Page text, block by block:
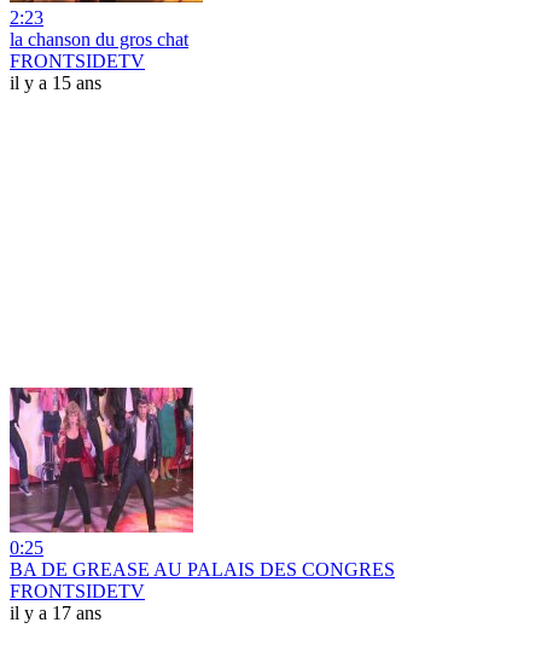
2:23
la chanson du gros chat
FRONTSIDETV
il y a 15 ans
0:25
BA DE GREASE AU PALAIS DES CONGRES
FRONTSIDETV
il y a 17 ans